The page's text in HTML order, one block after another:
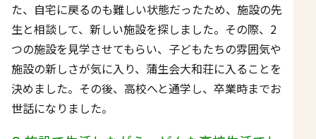
た、自宅に戻るのも難しい状態だったため、施設の先
生と相談して、新しい施設を探しました。その際、2
つの施設を見学させてもらい、子どもたちの雰囲気や
施設の新しさが気に入り、蒲生会大和荘に入ることを
決めました。その後、高校へと通学し、卒業時までお
世話になりました。